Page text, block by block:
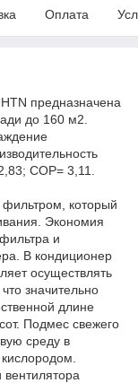
Оплата
предназначена
до 160 м2.
COP= 3,11.
который
Экономия
и
В кондиционер
осуществлять
значительно
длине
Подмес свежего
среду в